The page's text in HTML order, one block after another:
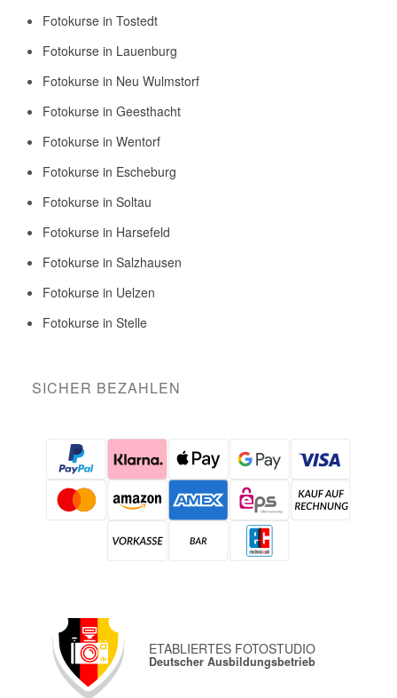
Fotokurse in Tostedt
Fotokurse in Lauenburg
Fotokurse in Neu Wulmstorf
Fotokurse in Geesthacht
Fotokurse in Wentorf
Fotokurse in Escheburg
Fotokurse in Soltau
Fotokurse in Harsefeld
Fotokurse in Salzhausen
Fotokurse in Uelzen
Fotokurse in Stelle
SICHER BEZAHLEN
ETABLIERTES FOTOSTUDIO
Deutscher Ausbildungsbetrieb